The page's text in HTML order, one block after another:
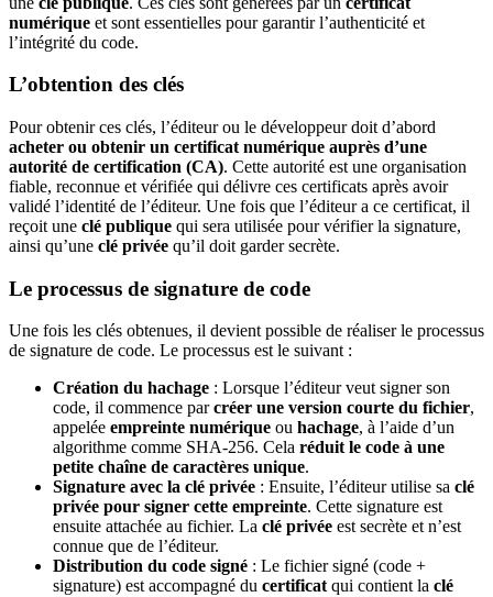
numérique et sont essentielles pour garantir l’authenticité et
l’intégrité du code.
L’obtention des clés
Pour obtenir ces clés, l’éditeur ou le développeur doit d’abord
acheter ou obtenir un certificat numérique auprès d’une
autorité de certification (CA). Cette autorité est une organisation
fiable, reconnue et vérifiée qui délivre ces certificats après avoir
validé l’identité de l’éditeur. Une fois que l’éditeur a ce certificat, il
reçoit une clé publique qui sera utilisée pour vérifier la signature,
ainsi qu’une clé privée qu’il doit garder secrète.
Le processus de signature de code
Une fois les clés obtenues, il devient possible de réaliser le processus
de signature de code. Le processus est le suivant :
Création du hachage : Lorsque l’éditeur veut signer son
code, il commence parcréer une version courte du fichier,
appelée empreinte numérique ou hachage, à l’aide d’un
algorithme comme SHA-256. Cela réduit le code à une
petite chaîne de caractères unique.
Signature avec la clé privée : Ensuite, l’éditeur utilise sa clé
privée pour signer cette empreinte. Cette signature est
ensuite attachée au fichier. La clé privée est secrète et n’est
connue que de l’éditeur.
Distribution du code signé : Le fichier signé (code +
signature) est accompagné du certificatqui contient la clé